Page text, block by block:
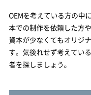
OEMを考えている方の中
本での制作を依頼した方
資本が少なくてもオリジ
す。気後れせず考えてい
者を探しましょう。